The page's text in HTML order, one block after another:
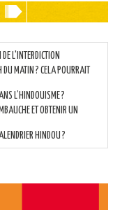
L'INTERDICTION
MATIN ? CELA POURRAIT
L’HINDOUISME ?
ET OBTENIR UN
HINDOU ?